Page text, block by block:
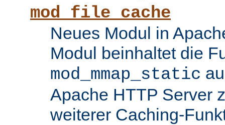
mod_file_cache
Neues Modul in
Modul beinhaltet die
mod_mmap_static
Apache HTTP Server
weiterer Caching-